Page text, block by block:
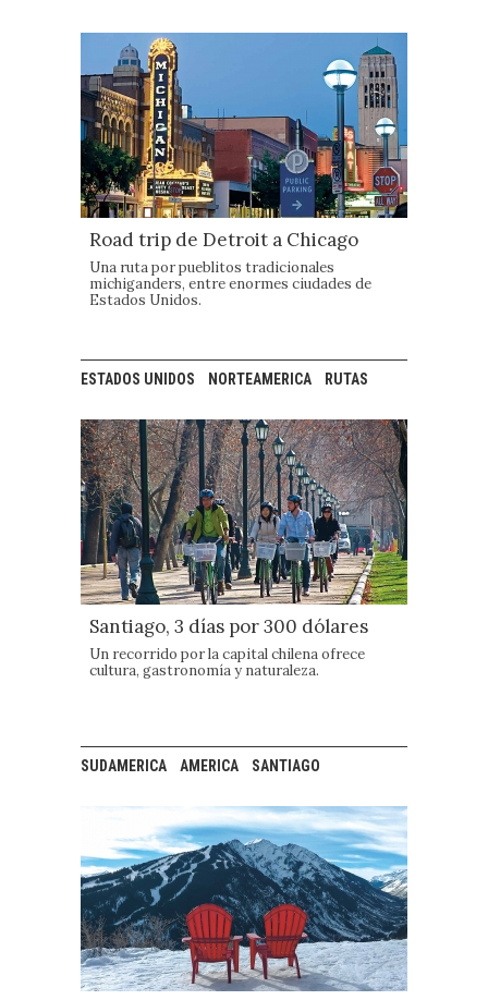
Road trip de Detroit a Chicago
Una ruta por pueblitos tradicionales
michiganders, entre enormes ciudades de
Estados Unidos.
ESTADOS UNIDOS NORTEAMERICA RUTAS
Santiago, 3 días por 300 dólares
Un recorrido por la capital chilena ofrece
cultura, gastronomía y naturaleza.
SUDAMERICA AMERICA SANTIAGO